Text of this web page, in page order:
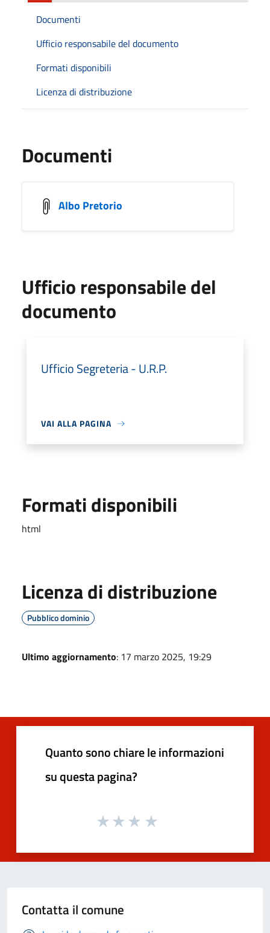
Documenti
Ufficio responsabile del documento
Formati disponibili
Licenza di distribuzione
Documenti
Albo Pretorio
Ufficio responsabile del
documento
Ufficio Segreteria - U.R.P.
VAI ALLA PAGINA
Formati disponibili
html
Licenza di distribuzione
Pubblico dominio
Ultimo aggiornamento: 17 marzo 2025, 19:29
Quanto sono chiare le informazioni
su questa pagina?
Contatta il comune